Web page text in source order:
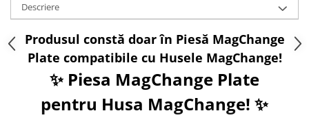
Descriere
Produsul constă doar în Piesă MagChange
Plate compatibile cu Husele MagChange!
✨ Piesa MagChange Plate
pentru Husa MagChange! ✨